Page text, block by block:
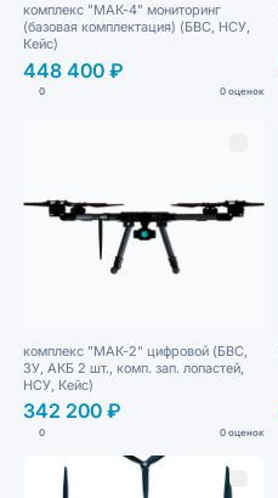
комплекс "МАК-4" мониторинг
(базовая комплектация) (БВС, НСУ,
Кейс)
448 400 ₽
0 0 оценок
комплекс "МАК-2" цифровой (БВС,
ЗУ, АКБ 2 шт., комп. зап. лопастей,
НСУ, Кейс)
342 200 ₽
0 0 оценок